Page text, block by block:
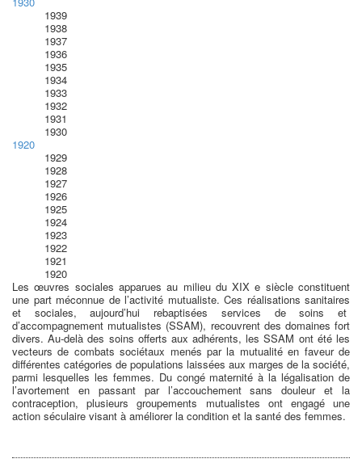
1939
1938
1937
1936
1935
1934
1933
1932
1931
1930
1920
1929
1928
1927
1926
1925
1924
1923
1922
1921
1920
Les œuvres sociales apparues au milieu du XIX e siècle constituent
une part méconnue de l’activité mutualiste. Ces réalisations sanitaires
et sociales, aujourd’hui rebaptisées services de soins et
d’accompagnement mutualistes (SSAM), recouvrent des domaines fort
divers. Au-delà des soins offerts aux adhérents, les SSAM ont été les
vecteurs de combats sociétaux menés par la mutualité en faveur de
différentes catégories de populations laissées aux marges de la société,
parmi lesquelles les femmes. Du congé maternité à la légalisation de
l’avortement en passant par l’accouchement sans douleur et la
contraception, plusieurs groupements mutualistes ont engagé une
action séculaire visant à améliorer la condition et la santé des femmes.